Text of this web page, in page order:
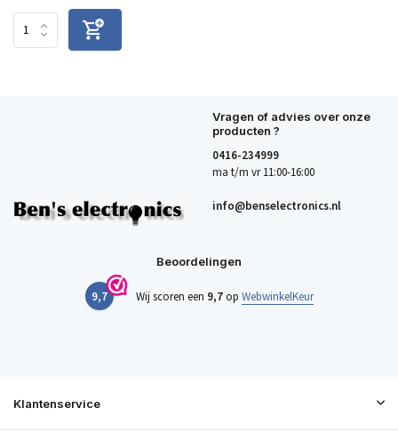
Vragen of advies over onze
producten ?
0416-234999
ma t/m vr 11:00-16:00
info@benselectronics.nl
Beoordelingen
9,7 Wij scoren een 9,7op WebwinkelKeur
Klantenservice